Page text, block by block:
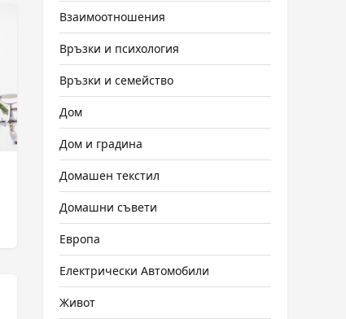
Взаимоотношения
Връзки и психология
Връзки и семейство
Дом
Дом и градина
Домашен текстил
Домашни съвети
Европа
Електрически Автомобили
Живот